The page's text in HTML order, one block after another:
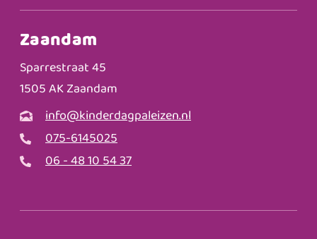
Zaandam
Sparrestraat 45
1505 AK Zaandam
info@kinderdagpaleizen.nl
075-6145025
06 - 48 10 54 37